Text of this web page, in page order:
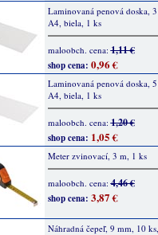
Laminovaná penová doska,
A4, biela, 1 ks
maloobch. cena:1,11 €
shop cena: 0,96 €
Laminovaná penová doska,
A4, biela, 1 ks
maloobch. cena:1,20 €
shop cena: 1,05 €
Meter zvinovací, 3 m, 1 ks
maloobch. cena:4,46 €
shop cena: 3,87 €
Náhradná čepeľ, 9 mm, 10